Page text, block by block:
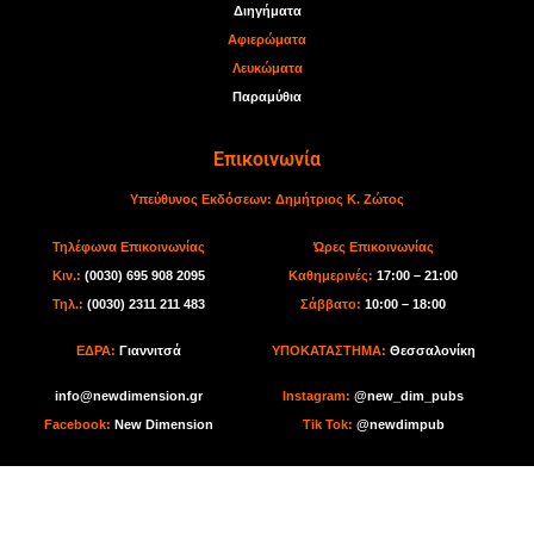
Διηγήματα
Αφιερώματα
Λευκώματα
Παραμύθια
Επικοινωνία
Υπεύθυνος Εκδόσεων: Δημήτριος Κ. Ζώτος
Τηλέφωνα Επικοινωνίας
Κιν.: (0030) 695 908 2095
Τηλ.: (0030) 2311 211 483
ΕΔΡΑ:Γιαννιτσά
info@newdimension.gr
Facebook:New Dimension
Ώρες Επικοινωνίας
Καθημερινές:17:00 – 21:00
Σάββατο: 10:00 – 18:00
ΥΠΟΚΑΤΑΣΤΗΜΑ: Θεσσαλονίκη
Instagram:@new_dim_pubs
Tik Tok: @newdimpub